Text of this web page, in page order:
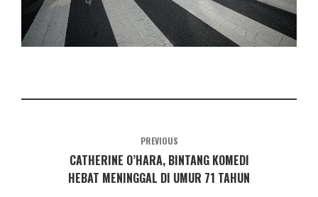
PREVIOUS
CATHERINE O’HARA, BINTANG KOMEDI
HEBAT MENINGGAL DI UMUR 71 TAHUN